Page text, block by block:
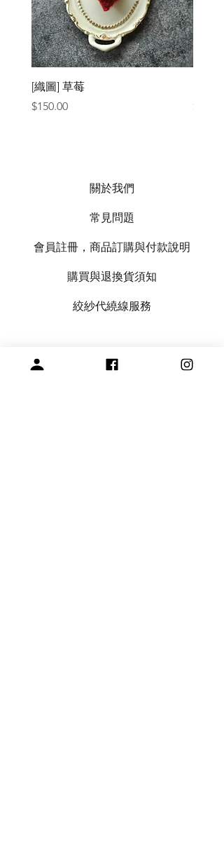
[織圖] 草莓
價格
$150.00
價格
關於我們
常見問題
會員註冊，商品訂購與付款說明
購買與退換貨須知
絞紗代繞線服務